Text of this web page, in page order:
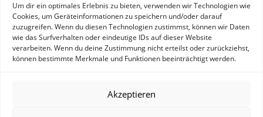
Um dir ein optimales Erlebnis zu bieten, verwenden wir Technologien wie
Cookies, um Geräteinformationen zu speichern und/oder darauf
zuzugreifen. Wenn du diesen Technologien zustimmst, können wir Daten
wie das Surfverhalten oder eindeutige IDs auf dieser Website
verarbeiten. Wenn du deine Zustimmung nicht erteilst oder zurückziehst,
können bestimmte Merkmale und Funktionen beeinträchtigt werden.
Akzeptieren
19. Oktober 2024